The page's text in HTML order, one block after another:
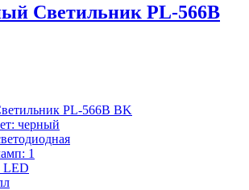
Светильник PL-566B
PL-566B BK
черный
1
LED